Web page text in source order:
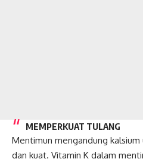
MEMPERKUAT TULANG
Mentimun mengandung
dan kuat. Vitamin K dalam